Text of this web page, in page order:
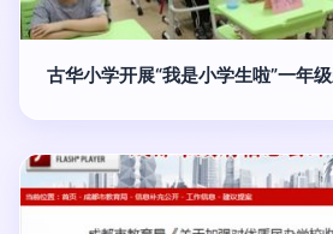
古华小学开展“我是小学生啦”一年